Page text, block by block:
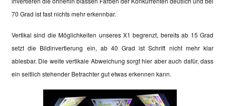
70 Grad ist fast nichts mehr erkennbar.
Vertikal sind die Möglichkeiten unseres X1 begrenzt, bereits ab 15 Grad
setzt die Bildinvertierung ein, ab 40 Grad ist Schrift nicht mehr klar
ablesbar. Die weite vertikale Abweichung sorgt hier aber auch dafür, dass
ein seitlich stehender Betrachter gut etwas erkennen kann.